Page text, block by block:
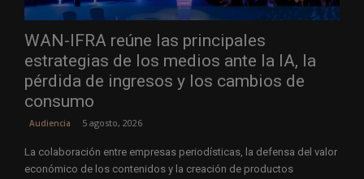
WAN-IFRA reúne las principales
estrategias de los medios ante la IA, la
pérdida de ingresos y los cambios de
consumo
Audiencia 5 agosto, 2026
La colaboración entre empresas periodísticas, la defensa del valor
económico de los contenidos y la creación de productos